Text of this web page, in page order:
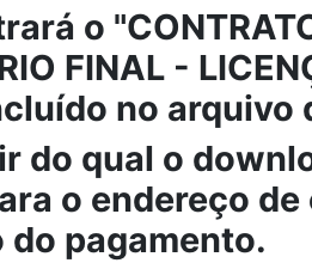
o
FINAL -
no arquivo
do qual o
o endereço
do pagamento.